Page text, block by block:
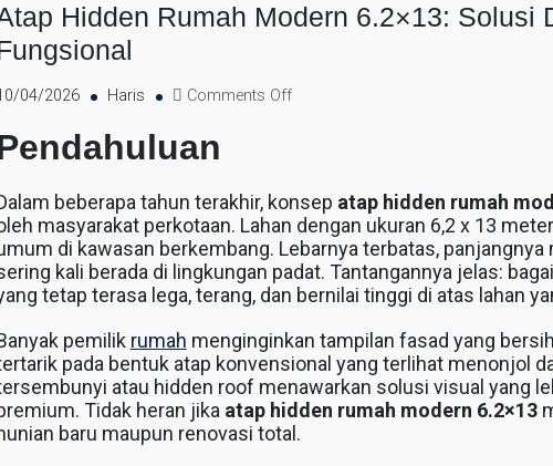
Hidden Rumah Modern 6.2×13: Solusi
04/2026 Haris Comments Off
beberapa tahun terakhir, konsep atap hidden rumah
masyarakat perkotaan. Lahan dengan ukuran 6,2 x 13
di kawasan berkembang. Lebarnya terbatas, panjangnya
kali berada di lingkungan padat. Tantangannya jelas:
tetap terasa lega, terang, dan bernilai tinggi di atas lahan
pemilik rumah menginginkan tampilan fasad yang
pada bentuk atap konvensional yang terlihat menonjol
atau hidden roof menawarkan solusi visual yang
Tidak heran jika atap hidden rumah modern 6.2×13
baru maupun renovasi total.